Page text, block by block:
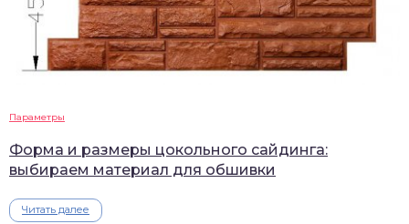
Параметры
Форма и размеры цокольного сайдинга:
выбираем материал для обшивки
Читать далее